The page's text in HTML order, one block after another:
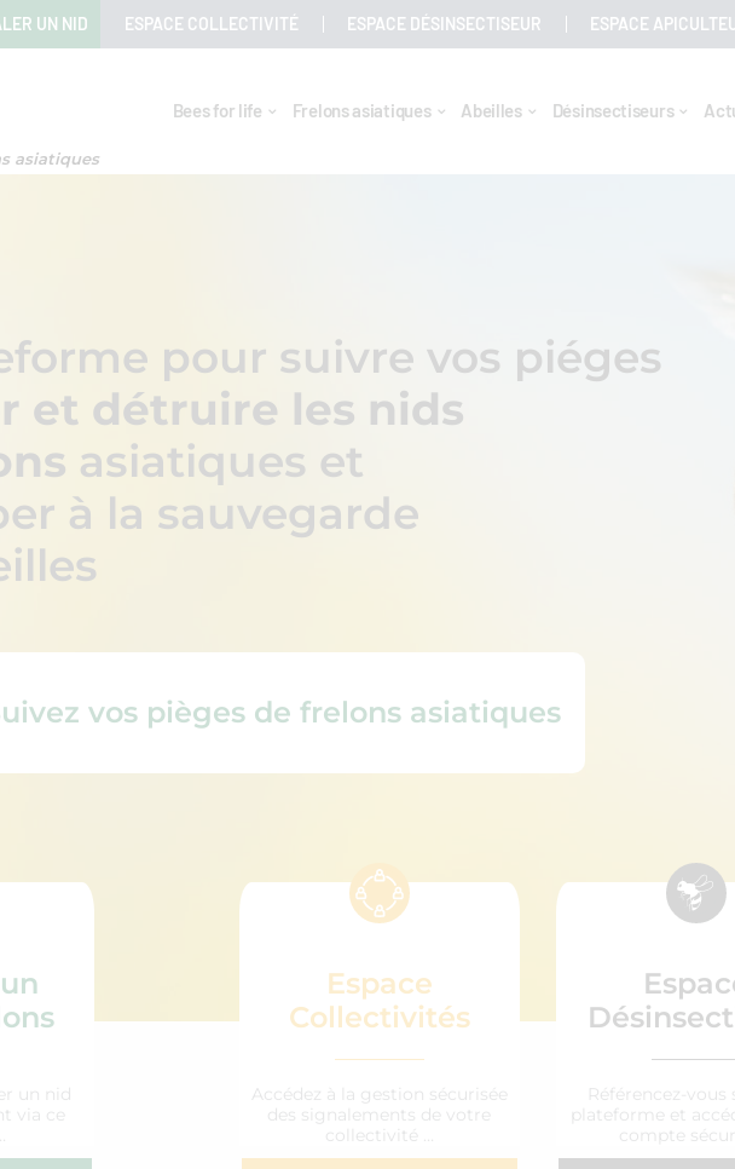
UN NID ESPACE COLLECTIVITÉ ESPACE DÉSINSECTISEUR ESPACE
asiatiques
Bees for life Frelons asiatiques Abeilles Désinsectiseurs
pour suivre vos piéges
et détruire les nids
asiatiques et
à la sauvegarde
vos pièges de frelons asiatiques
un nid
via ce
Espace
Collectivités
Accédez à la gestion sécurisée
des signalements de votre
collectivité …
Référencez-vous
plateforme et
compte